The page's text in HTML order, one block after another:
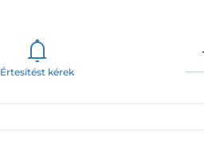
Értesítést kérek